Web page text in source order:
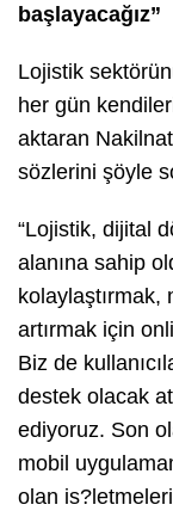
başlayacağız”
Lojistik
her gün
aktaran
sözlerini şöyle
“Lojistik, dijital
alanına sahip
artırmak için
Biz de
destek olacak
ediyoruz. Son
mobil
olan